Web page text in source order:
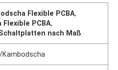
Flexible PCBA,
Flexible PCBA,
nach Maß
Kambodscha